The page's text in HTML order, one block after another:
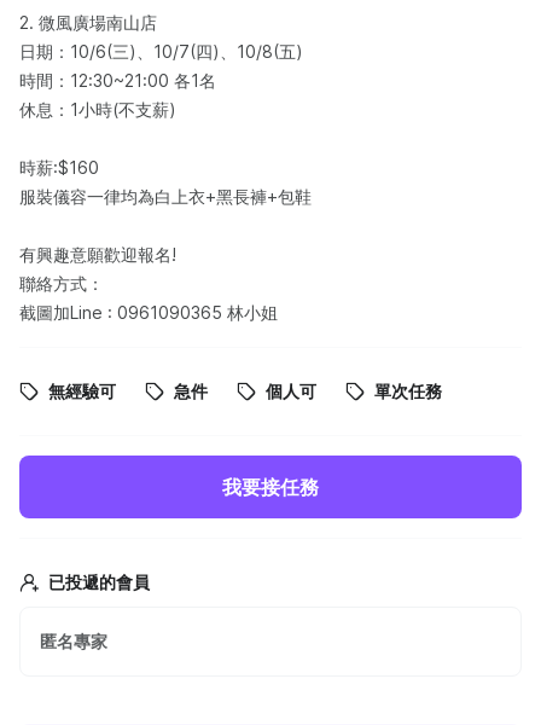
2. 微風廣場南山店
日期：10/6(三)、10/7(四)、10/8(五)
時間：12:30~21:00 各1名
休息：1小時(不支薪)
時薪:$160
服裝儀容一律均為白上衣+黑長褲+包鞋
有興趣意願歡迎報名!
聯絡方式：
截圖加Line : 0961090365 林小姐
無經驗可 急件 個人可 單次任務
我要接任務
已投遞的會員
匿名專家